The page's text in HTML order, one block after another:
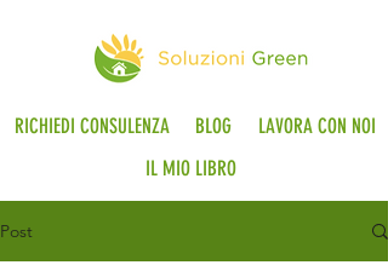
RICHIEDI CONSULENZA BLOG
LAVORA CON NOI
IL MIO LIBRO
Post